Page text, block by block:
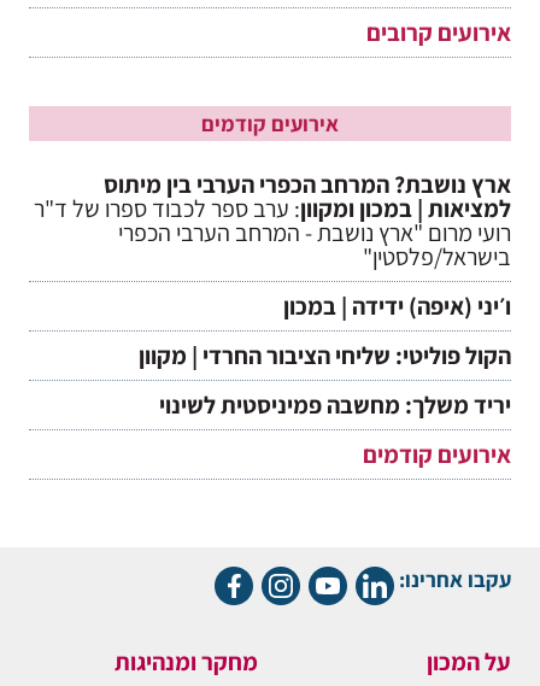
אירועים קרובים
אירועים קודמים
ארץ נושבת? המרחב הכפרי הערבי בין מיתוס
למציאות | במכון ומקוון: ערב ספר לכבוד ספרו של ד"ר
רועי מרום "ארץ נושבת - המרחב הערבי הכפרי
בישראל/פלסטין"
ו׳יני (איפה) ידידה | במכון
הקול פוליטי: שליחי הציבור החרדי | מקוון
יריד משלך: מחשבה פמיניסטית לשינוי
אירועים קודמים
עקבו אחרינו:
על המכון מחקר ומנהיגות